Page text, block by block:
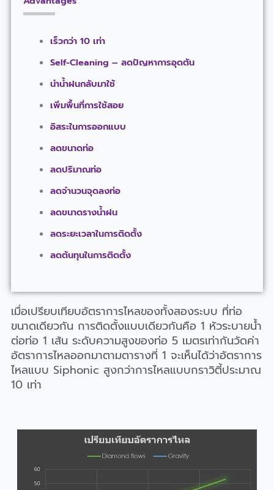
เร็วกว่า 10 เท่า
Self-Cleaning – ลดปัญหาการอุดตัน
นำน้ำฝนกลับมาใช้
เพิ่มพื้นที่การใช้สอย
อิสระในการออกแบบ
ลดขนาดท่อ
ลดปริมาณท่อ
ลดจำนวนจุดลงท่อ
ลดขนาดรางน้ำฝน
ลดระยะเวลาในการติดตั้ง
ลดต้นทุนในการติดตั้ง
เมื่อเปรียบเทียบอัตราการไหลของทั้งสองระบบ ที่ท่อ
ขนาดเดียวกัน การติดตั้งแบบเดียวกันคือ 1 หัวระบายน้ำ
ต่อท่อ 1 เส้น ระดับความสูงของท่อ 5 เมตรเท่ากันวัดค่า
อัตราการไหลออกมาตามตารางที่ 1 จะเห็นได้ว่าอัตราการ
ไหลแบบ Siphonic สูงกว่าการไหลแบบกราวิตี้ประมาณ
10 เท่า